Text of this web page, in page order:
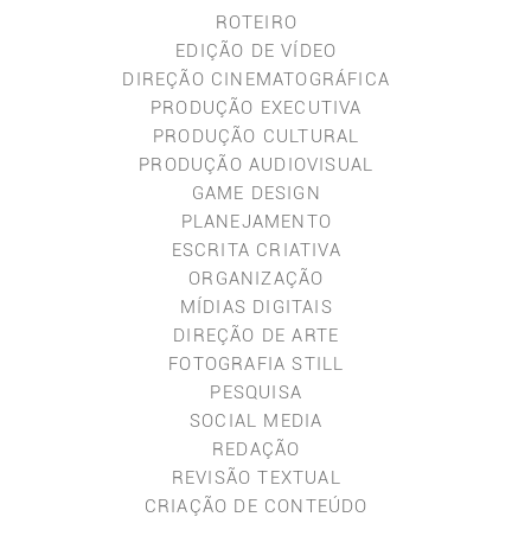
ROTEIRO
EDIÇÃO DE VÍDEO
DIREÇÃO CINEMATOGRÁFICA
PRODUÇÃO EXECUTIVA
PRODUÇÃO CULTURAL
PRODUÇÃO AUDIOVISUAL
GAME DESIGN
PLANEJAMENTO
ESCRITA CRIATIVA
ORGANIZAÇÃO
MÍDIAS DIGITAIS
DIREÇÃO DE ARTE
FOTOGRAFIA STILL
PESQUISA
SOCIAL MEDIA
REDAÇÃO
REVISÃO TEXTUAL
CRIAÇÃO DE CONTEÚDO